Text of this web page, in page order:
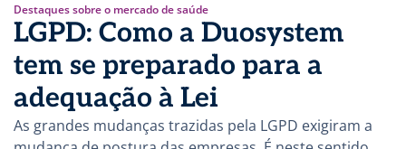
Destaques sobre o mercado de saúde
LGPD: Como a Duosystem
tem se preparado para a
adequação à Lei
As grandes mudanças trazidas pela LGPD exigiram a